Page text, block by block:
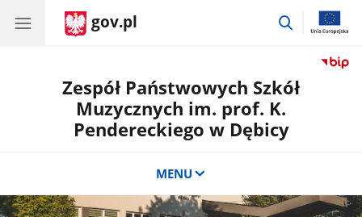
gov.pl
przejdź
Zespół Państwowych Szkół
Muzycznych im. prof. K.
Pendereckiego w Dębicy
MENU